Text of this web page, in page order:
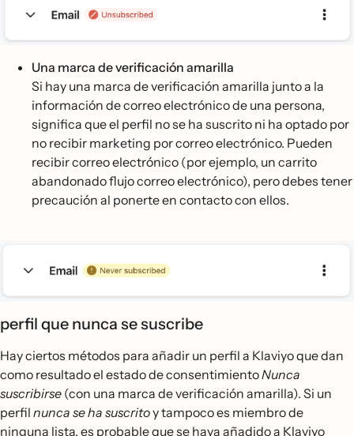
Una marca de verificación amarilla
Si hay una marca de verificación amarilla junto a la
información de correo electrónico de una persona,
significa que el perfil no se ha suscrito ni ha optado por
no recibir marketing por correo electrónico. Pueden
recibir correo electrónico (por ejemplo, un carrito
abandonado flujo correo electrónico), pero debes tener
precaución al ponerte en contacto con ellos.
perfil que nunca se suscribe
Hay ciertos métodos para añadir un perfil a Klaviyo que dan
como resultado el estado de consentimientoNunca
suscribirse (con una marca de verificación amarilla). Si un
perfil nunca se ha suscritoy tampoco es miembro de
ninguna lista, es probable que se haya añadido a Klaviyo